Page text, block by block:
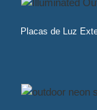
Placas de Luz